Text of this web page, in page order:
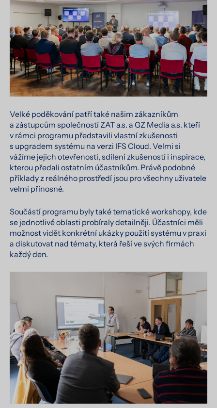
Velké poděkování patří také našim zákazníkům
a zástupcům společností ZAT a.s. a GZ Media a.s. kteří
v rámci programu představili vlastní zkušenosti
s upgradem systému na verzi IFS Cloud. Velmi si
vážíme jejich otevřenosti, sdílení zkušeností i inspirace,
kterou předali ostatním účastníkům. Právě podobné
příklady z reálného prostředí jsou pro všechny uživatele
velmi přínosné.
Součástí programu byly také tematické workshopy, kde
se jednotlivé oblasti probíraly detailněji. Účastníci měli
možnost vidět konkrétní ukázky použití systému v praxi
a diskutovat nad tématy, která řeší ve svých firmách
každý den.